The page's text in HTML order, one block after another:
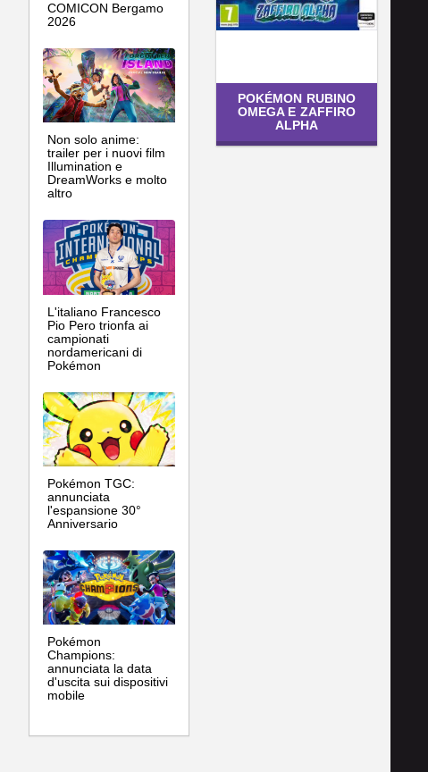
COMICON Bergamo
2026
Non solo anime:
trailer per i nuovi film
Illumination e
DreamWorks e molto
altro
L'italiano Francesco
Pio Pero trionfa ai
campionati
nordamericani di
Pokémon
Pokémon TGC:
annunciata
l'espansione 30°
Anniversario
Pokémon
Champions:
annunciata la data
d'uscita sui dispositivi
mobile
POKÉMON RUBINO
OMEGA E ZAFFIRO
ALPHA